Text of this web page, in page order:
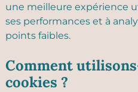
une meilleure expérience
ses performances et à
points faibles.
Comment
cookies ?